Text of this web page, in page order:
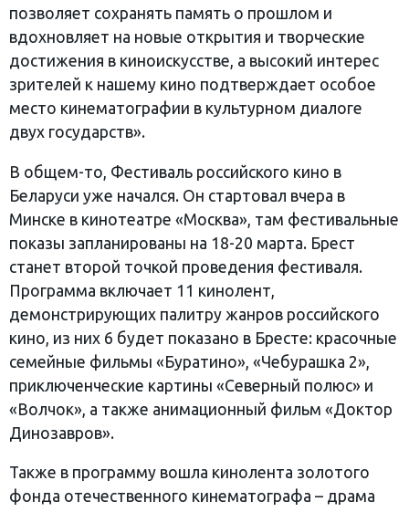
позволяет сохранять память о прошлом и
вдохновляет на новые открытия и творческие
достижения в киноискусстве, а высокий интерес
зрителей к нашему кино подтверждает особое
место кинематографии в культурном диалоге
двух государств».
В общем-то, Фестиваль российского кино в
Беларуси уже начался. Он стартовал вчера в
Минске в кинотеатре «Москва», там фестивальные
показы запланированы на 18-20 марта. Брест
станет второй точкой проведения фестиваля.
Программа включает 11 кинолент,
демонстрирующих палитру жанров российского
кино, из них 6 будет показано в Бресте: красочные
семейные фильмы «Буратино», «Чебурашка 2»,
приключенческие картины «Северный полюс» и
«Волчок», а также анимационный фильм «Доктор
Динозавров».
Также в программу вошла кинолента золотого
фонда отечественного кинематографа – драма